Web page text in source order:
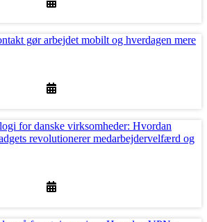
gør arbejdet mobilt og hverdagen mere
for danske virksomheder: Hvordan
revolutionerer medarbejdervelfærd og